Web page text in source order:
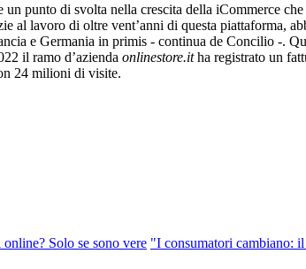
un punto di svolta nella crescita della iCommerce
al lavoro di oltre vent’anni di questa piattaforma,
e Germania in primis - continua de Concilio -.
il ramo d’azienda onlinestore.itha registrato un
24 milioni di visite.
online? Solo se sono vere "I consumatori cambiano: